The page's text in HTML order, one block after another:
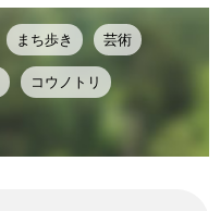
まち歩き 芸術
コウノトリ